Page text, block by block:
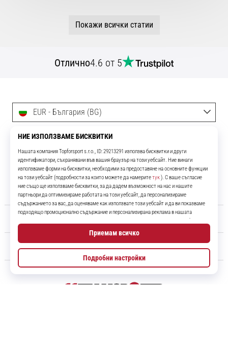
Покажи всички статии
Отлично4.6 от 5
За нас
Обслужване на клиенти
EUR - България (BG)
Изпрати заявка за теглене